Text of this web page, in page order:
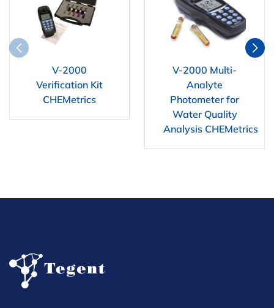
V-2000
Verification Kit
CHEMetrics
V-2000 Multi-
Analyte
Photometer for
Water Quality
Analysis CHEMetrics